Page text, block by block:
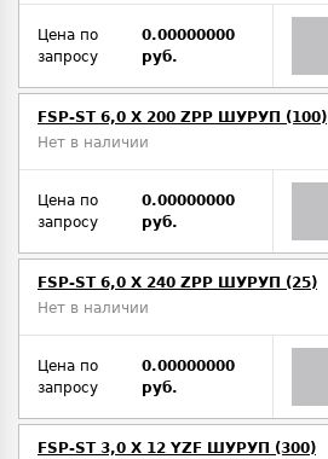
Цена по
запросу
0.00000000
руб.
FSP-ST 6,0 X 200 ZPP ШУРУП (100)
Нет в наличии
Цена по
запросу
0.00000000
руб.
FSP-ST 6,0 X 240 ZPP ШУРУП (25)
Нет в наличии
Цена по
запросу
0.00000000
руб.
FSP-ST 3,0 X 12 YZF ШУРУП (300)